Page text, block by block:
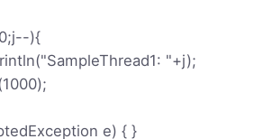
){
"+j);
e) { }